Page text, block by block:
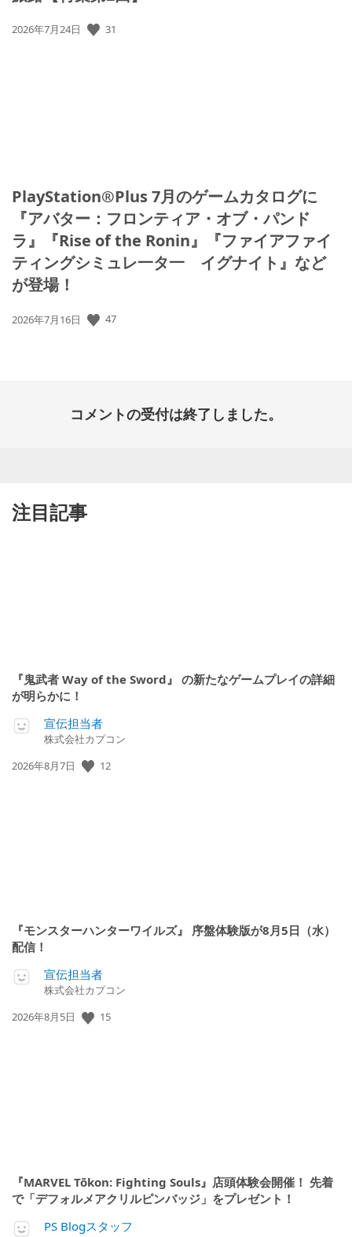
公
2026年7月24日 31
PlayStation®Plus 7月のゲームカタログに
『アバター：フロンティア・オブ・パンド
ラ』『Rise of the Ronin』『ファイアファイ
ティングシミュレ一タ一 イグナイト』など
が登場！
公
2026年7月16日 47
コメントの受付は終了しました。
注目記事
『鬼武者 Way of the Sword』 の新たなゲームプレイの詳細
が明らかに！
宣伝担当者
株式会社カプコン
公
2026年8月7日 12
『モンスターハンターワイルズ』 序盤体験版が8月5日（水）
配信！
宣伝担当者
株式会社カプコン
公
2026年8月5日 15
『MARVEL Tōkon: Fighting Souls』店頭体験会開催！ 先着
で「デフォルメアクリルピンバッジ」をプレゼント！
PS Blogスタッフ